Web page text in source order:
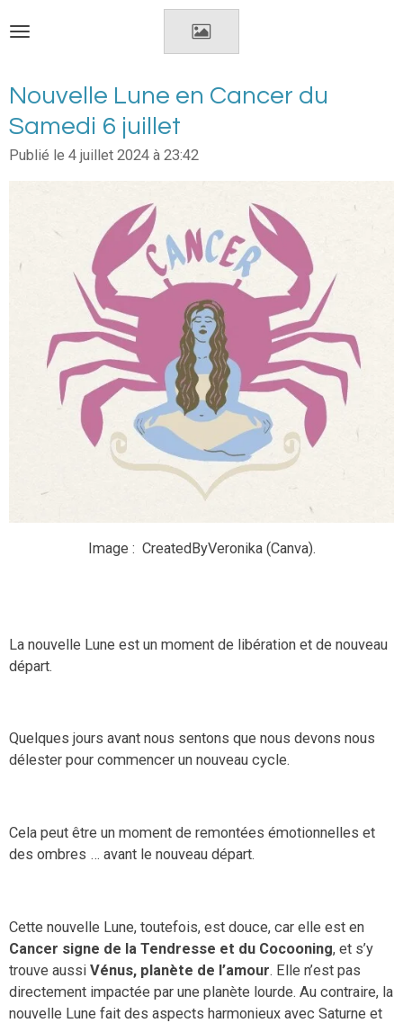
au
principal
Nouvelle Lune en Cancer du
Samedi 6 juillet
Publié le 4 juillet 2024 à 23:42
Image : CreatedByVeronika (Canva).
La nouvelle Lune est un moment de libération et de nouveau
départ.
Quelques jours avant nous sentons que nous devons nous
délester pour commencer un nouveau cycle.
Cela peut être un moment de remontées émotionnelles et
des ombres … avant le nouveau départ.
Cette nouvelle Lune, toutefois, est douce, car elle est en
Cancer signe de la Tendresse et du Cocooning, et s’y
trouve aussi Vénus, planète de l’amour. Elle n’est pas
directement impactée par une planète lourde. Au contraire, la
nouvelle Lune fait des aspects harmonieux avec Saturne et